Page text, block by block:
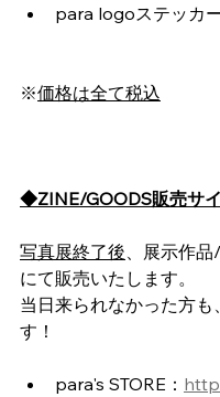
para logo
and
※価格は全て税込
◆ZINE/GOODS販売サ
写真展終了後 、展示作
にて販売いたします。
当日来られなかった方
す！
para's STORE：